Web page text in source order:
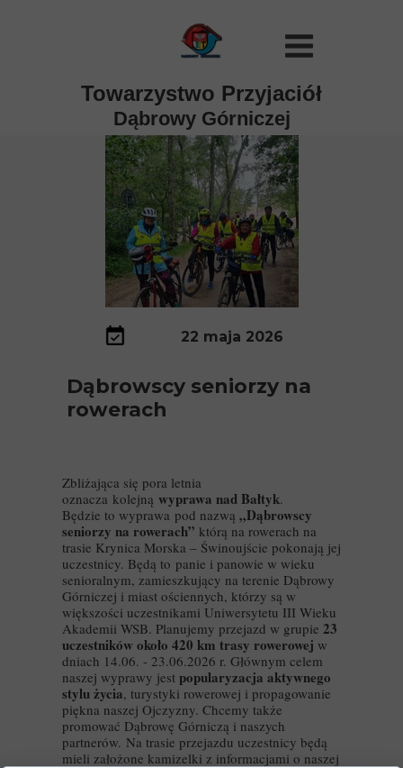
22 maja 2026
Zbliżająca się pora letnia
oznacza kolejną wyprawa nad Bałtyk.
Będzie to wyprawa pod nazwą „Dąbrowscy
seniorzy na rowerach” którą na rowerach na
trasie Krynica Morska – Świnoujście pokonają jej
uczestnicy. Będą to panie i panowie w wieku
senioralnym, zamieszkujący na terenie Dąbrowy
Górniczej i miast ościennych, którzy są w
większości uczestnikami Uniwersytetu III Wieku
Akademii WSB. Planujemy przejazd w grupie 23
uczestników około 420 km trasy rowerowej w
dniach 14.06. - 23.06.2026 r. Głównym celem
naszej wyprawy jest popularyzacja aktywnego
stylu życia, turystyki rowerowej i propagowanie
piękna naszej Ojczyzny. Chcemy także
promować Dąbrowę Górniczą i naszych
partnerów. Na trasie przejazdu uczestnicy będą
mieli założone kamizelki z informacjami o naszej
Dąbrowscy seniorzy na
rowerach
Towarzystwo Przyjaciół
Dąbrowy Górniczej